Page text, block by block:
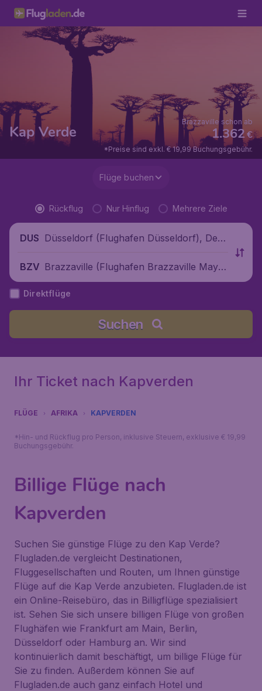
Kap Verde €
1.362
Brazzaville schon ab
*Preise sind exkl. € 19,99 Buchungsgebühr.
Flüge buchen
Rückflug Nur Hinflug Mehrere Ziele
DUS Düsseldorf (Flughafen Düsseldorf), Deut
BZV Brazzaville (Flughafen Brazzaville Maya-
Maya), Republik Kongo
Direktflüge
Suchen
Ihr Ticket nach Kapverden
FLÜGE AFRIKA KAPVERDEN
*Hin- und Rückflug pro Person, inklusive Steuern, exklusive € 19,99
Buchungsgebühr.
Billige Flüge nach
Kapverden
Suchen Sie günstige Flüge zu den Kap Verde?
Flugladen.de vergleicht Destinationen,
Fluggesellschaften und Routen, um Ihnen günstige
Flüge auf die Kap Verde anzubieten. Flugladen.de ist
ein Online-Reisebüro, das in Billigflüge spezialisiert
ist. Sehen Sie sich unsere billigen Flüge von großen
Flughäfen wie Frankfurt am Main, Berlin,
Düsseldorf oder Hamburg an. Wir sind
kontinuierlich damit beschäftigt, um billige Flüge für
Sie zu finden. Außerdem können Sie auf
Flugladen.de auch ganz einfach Hotel und